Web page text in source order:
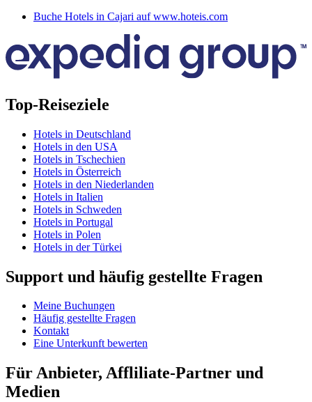
Buche Hotels in Cajari auf www.hoteis.com
Top-Reiseziele
Hotels in Deutschland
Hotels in den USA
Hotels in Tschechien
Hotels in Österreich
Hotels in den Niederlanden
Hotels in Italien
Hotels in Schweden
Hotels in Portugal
Hotels in Polen
Hotels in der Türkei
Support und häufig gestellte Fragen
Meine Buchungen
Häufig gestellte Fragen
Kontakt
Eine Unterkunft bewerten
Für Anbieter, Affliliate-Partner und
Medien